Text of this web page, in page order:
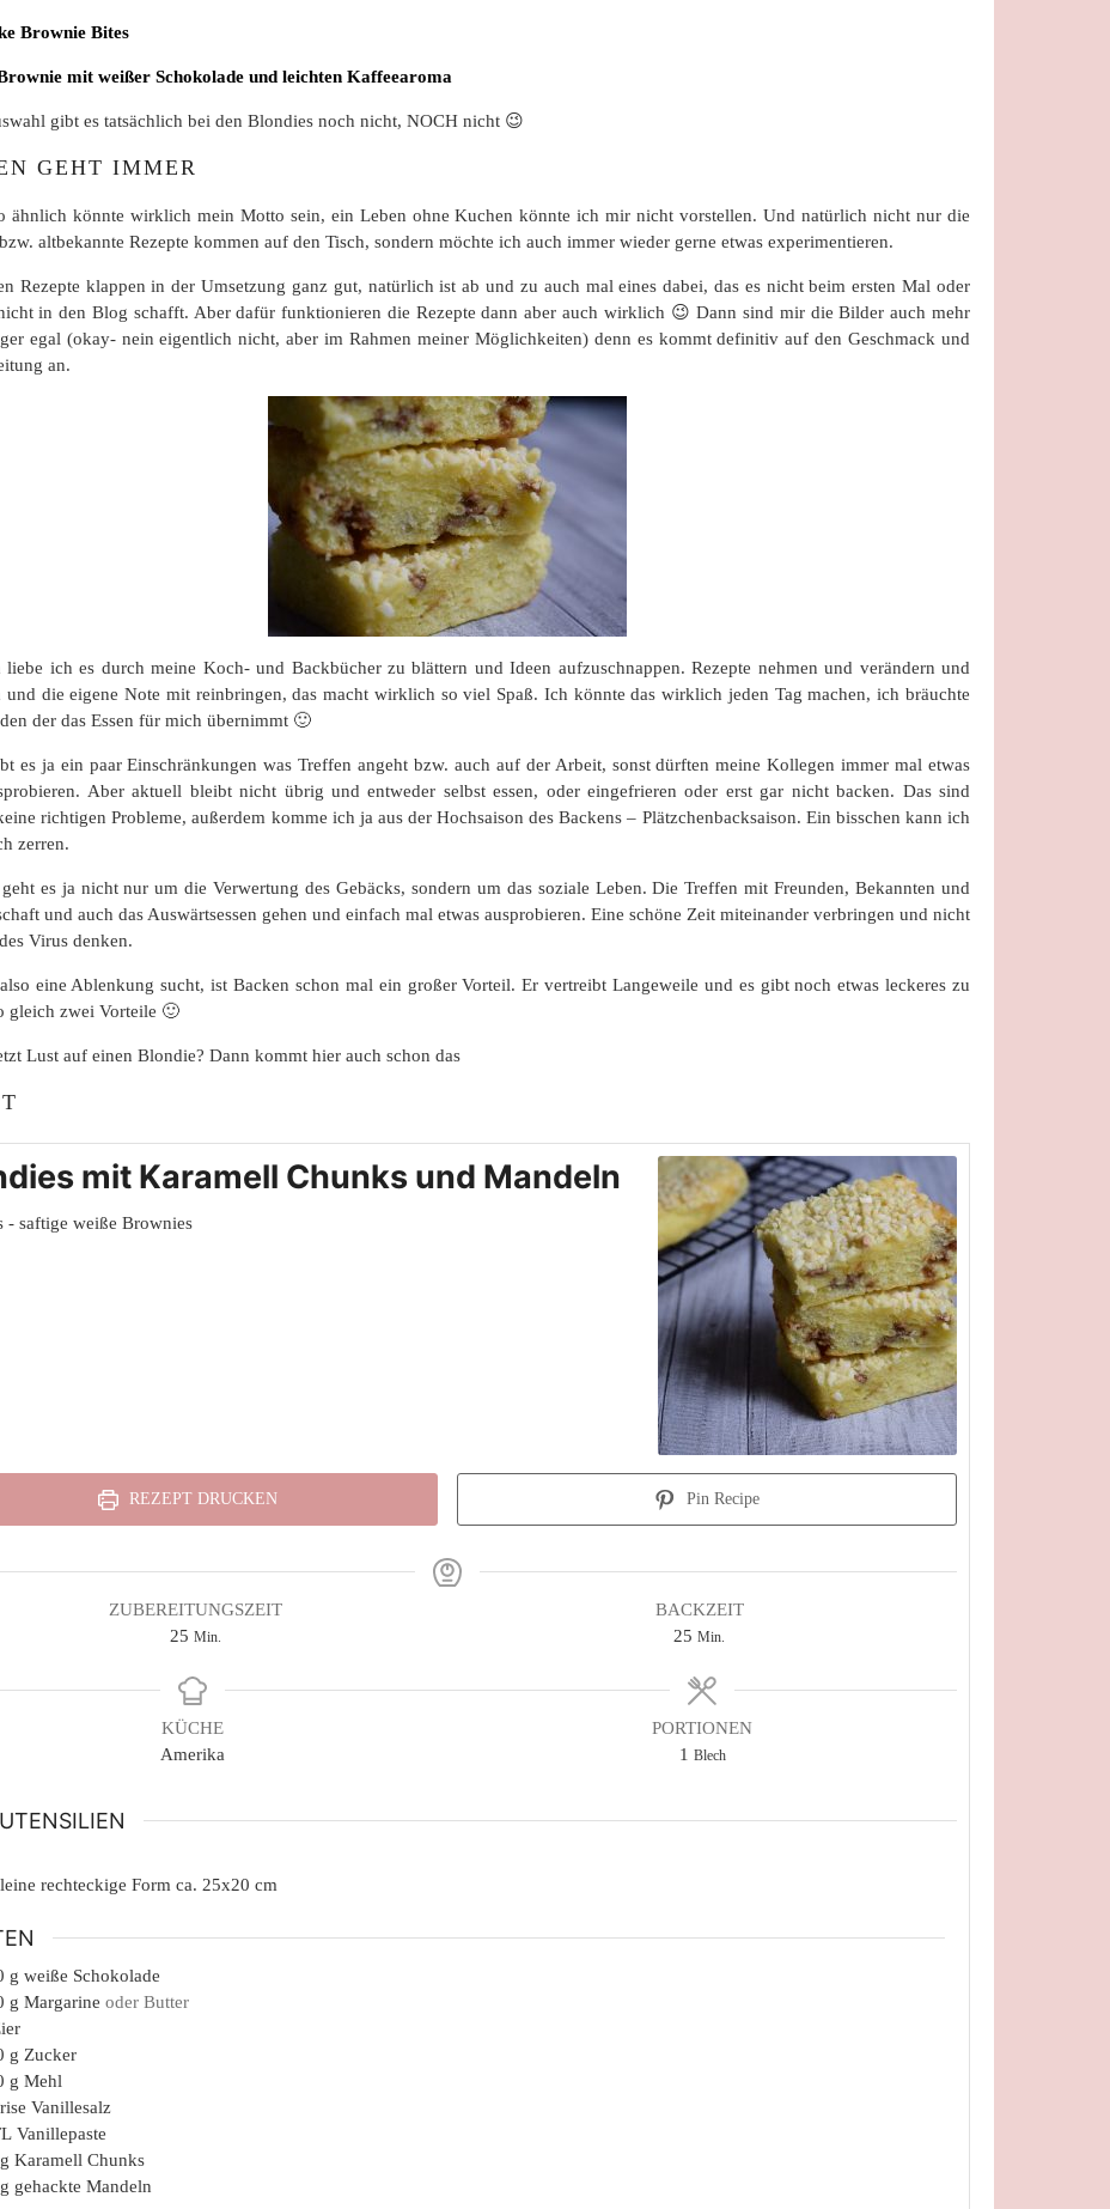
Brownie Bites
mit weißer Schokolade und leichten Kaffeearoma
gibt es tatsächlich bei den Blondies noch nicht, NOCH nicht 😉
GEHT IMMER
ähnlich könnte wirklich mein Motto sein, ein Leben ohne Kuchen könnte ich mir nicht vorstellen. Und natürlich nicht nur die
altbekannte Rezepte kommen auf den Tisch, sondern möchte ich auch immer wieder gerne etwas experimentieren.
Rezepte klappen in der Umsetzung ganz gut, natürlich ist ab und zu auch mal eines dabei, das es nicht beim ersten Mal oder
in den Blog schafft. Aber dafür funktionieren die Rezepte dann aber auch wirklich 😉 Dann sind mir die Bilder auch mehr
egal (okay- nein eigentlich nicht, aber im Rahmen meiner Möglichkeiten) denn es kommt definitiv auf den Geschmack und
an.
liebe ich es durch meine Koch- und Backbücher zu blättern und Ideen aufzuschnappen. Rezepte nehmen und verändern und
und die eigene Note mit reinbringen, das macht wirklich so viel Spaß. Ich könnte das wirklich jeden Tag machen, ich bräuchte
der das Essen für mich übernimmt 🙂
es ja ein paar Einschränkungen was Treffen angeht bzw. auch auf der Arbeit, sonst dürften meine Kollegen immer mal etwas
Aber aktuell bleibt nicht übrig und entweder selbst essen, oder eingefrieren oder erst gar nicht backen. Das sind
richtigen Probleme, außerdem komme ich ja aus der Hochsaison des Backens – Plätzchenbacksaison. Ein bisschen kann ich
zerren.
es ja nicht nur um die Verwertung des Gebäcks, sondern um das soziale Leben. Die Treffen mit Freunden, Bekannten und
und auch das Auswärtsessen gehen und einfach mal etwas ausprobieren. Eine schöne Zeit miteinander verbringen und nicht
Virus denken.
eine Ablenkung sucht, ist Backen schon mal ein großer Vorteil. Er vertreibt Langeweile und es gibt noch etwas leckeres zu
gleich zwei Vorteile 🙂
Lust auf einen Blondie? Dann kommt hier auch schon das
mit Karamell Chunks und Mandeln
- saftige weiße Brownies
REZEPT DRUCKEN Pin Recipe
ZUBEREITUNGSZEIT
25 Minuten
Min.
BACKZEIT
25 Minuten
Min.
KÜCHE
Amerika
PORTIONEN
1 Blech
rechteckige Form ca. 25x20 cm
g weiße Schokolade
g Margarine oder Butter
g Zucker
g Mehl
Vanillesalz
Vanillepaste
g Karamell Chunks
g gehackte Mandeln